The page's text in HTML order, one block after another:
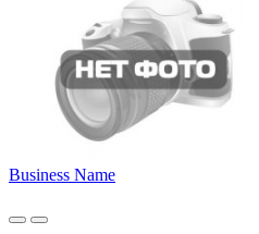
Business Name